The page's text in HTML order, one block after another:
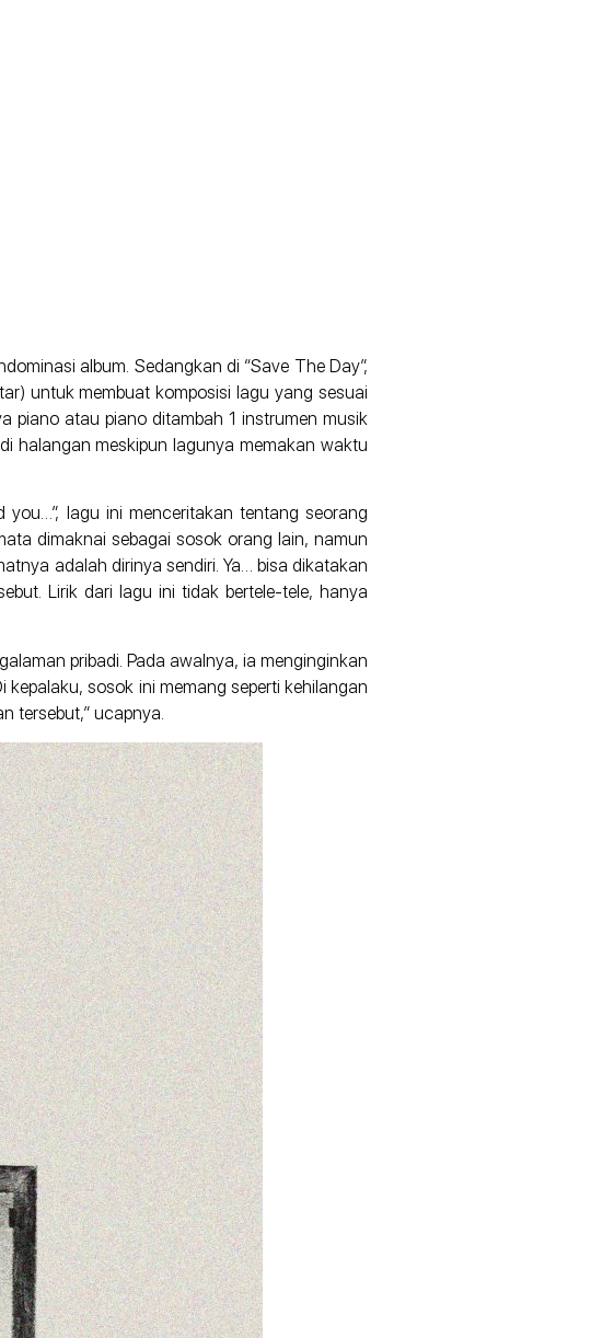
album. Sedangkan di “Save The Day”,
untuk membuat komposisi lagu yang sesuai
piano atau piano ditambah 1 instrumen musik
halangan meskipun lagunya memakan waktu
lagu ini menceritakan tentang seorang
dimaknai sebagai sosok orang lain, namun
adalah dirinya sendiri. Ya… bisa dikatakan
Lirik dari lagu ini tidak bertele-tele, hanya
pribadi. Pada awalnya, ia menginginkan
sosok ini memang seperti kehilangan
tersebut,” ucapnya.